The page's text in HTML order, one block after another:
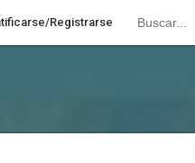
Registrarse